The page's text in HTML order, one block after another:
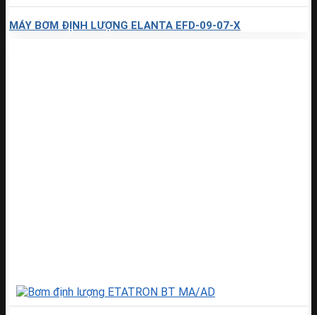
MÁY BƠM ĐỊNH LƯỢNG ELANTA EFD-09-07-X